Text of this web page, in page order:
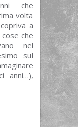
che
volta
a
che
nel
sul
anni…),